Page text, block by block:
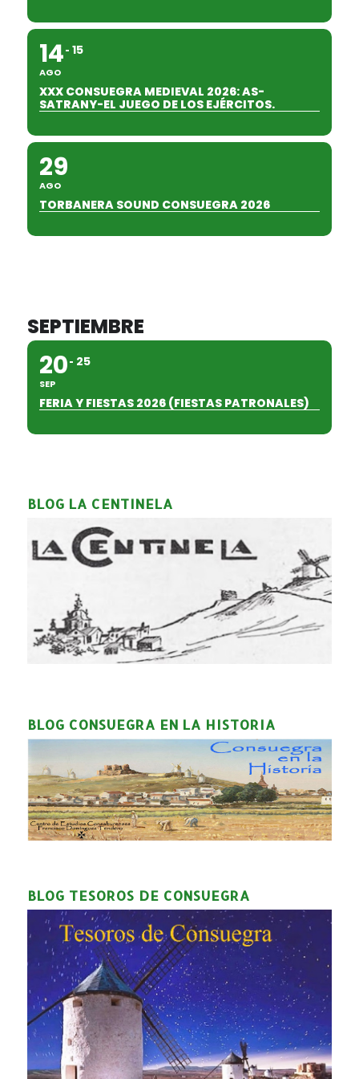
14
AGO
15
XXX CONSUEGRA MEDIEVAL 2026: AS-
SATRANY-EL JUEGO DE LOS EJÉRCITOS.
29
AGO
TORBANERA SOUND CONSUEGRA 2026
SEPTIEMBRE
20
SEP
25
FERIA Y FIESTAS 2026 (FIESTAS PATRONALES)
BLOG LA CENTINELA
BLOG CONSUEGRA EN LA HISTORIA
BLOG TESOROS DE CONSUEGRA